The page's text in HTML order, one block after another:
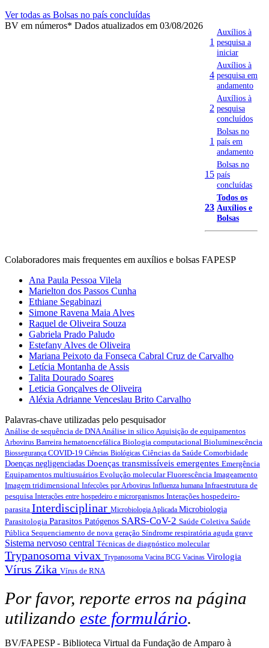
Ver todas as Bolsas no país concluídas
BV em números* Dados atualizados em 03/08/2026
1
Auxílios à
pesquisa a
iniciar
4
Auxílios à
pesquisa em
andamento
2
Auxílios à
pesquisa
concluídos
1
Bolsas no
país em
andamento
15
Bolsas no
país
concluídas
23
Todos os
Auxílios e
Bolsas
Colaboradores mais frequentes em auxílios e bolsas FAPESP
Ana Paula Pessoa Vilela
Marielton dos Passos Cunha
Ethiane Segabinazi
Simone Ravena Maia Alves
Raquel de Oliveira Souza
Gabriela Prado Paludo
Estefany Alves de Oliveira
Mariana Peixoto da Fonseca Cabral Cruz de Carvalho
Letícia Montanha de Assis
Talita Dourado Soares
Leticia Gonçalves de Oliveira
Aléxia Adrianne Venceslau Brito Carvalho
Palavras-chave utilizadas pelo pesquisador
Análise de sequência de DNA Análise in silico Aquisição de equipamentos
Arbovirus Barreira hematoencefálica Biologia computacional Bioluminescência
Biossegurança COVID-19 Ciências Biológicas Ciências da Saúde Comorbidade
Doenças negligenciadas Doenças transmissíveis emergentes Emergência
Equipamentos multiusuários Evolução molecularFluorescência Imageamento
Imagem tridimensional Infecções por Arbovirus Influenza humana Infraestrutura de
pesquisa Interações entre hospedeiro e microrganismos Interações hospedeiro-
parasita Interdisciplinar Microbiologia Aplicada Microbiologia
Parasitologia Parasitos Patógenos SARS-CoV-2 Saúde Coletiva Saúde
Pública Sequenciamento de nova geração Síndrome respiratória aguda grave
Sistema nervoso central Técnicas de diagnóstico molecular
Trypanosoma vivax Trypanosoma Vacina BCG Vacinas Virologia
Vírus Zika Vírus de RNA
Por favor, reporte erros na página
utilizando este formulário.
BV/FAPESP - Biblioteca Virtual da Fundação de Amparo à